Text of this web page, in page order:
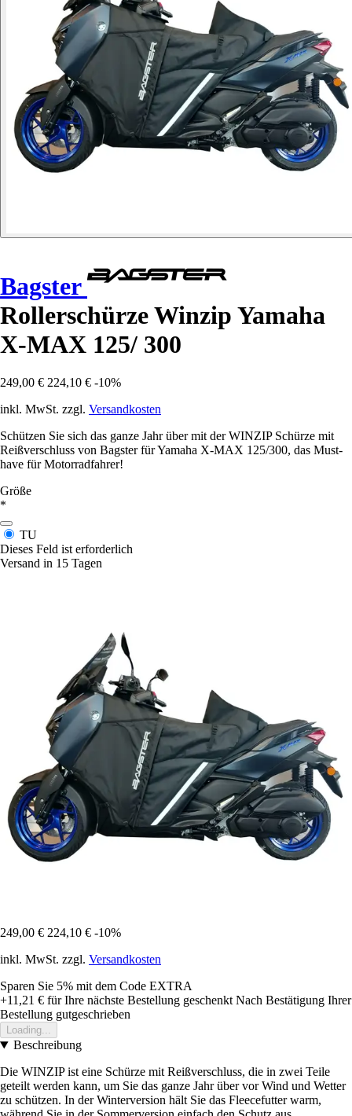
Bagster
Rollerschürze Winzip Yamaha
X-MAX 125/ 300
249,00 € 224,10 € -10%
inkl. MwSt. zzgl. Versandkosten
Schützen Sie sich das ganze Jahr über mit der WINZIP Schürze mit
Reißverschluss von Bagster für Yamaha X-MAX 125/300, das Must-
have für Motorradfahrer!
Größe
*
TU
Dieses Feld ist erforderlich
Versand in 15 Tagen
249,00 € 224,10 € -10%
inkl. MwSt. zzgl. Versandkosten
Sparen Sie 5% mit dem Code EXTRA
+11,21 € für Ihre nächste Bestellung geschenkt Nach Bestätigung Ihrer
Bestellung gutgeschrieben
Loading...
Beschreibung
Die WINZIP ist eine Schürze mit Reißverschluss, die in zwei Teile
geteilt werden kann, um Sie das ganze Jahr über vor Wind und Wetter
zu schützen. In der Winterversion hält Sie das Fleecefutter warm,